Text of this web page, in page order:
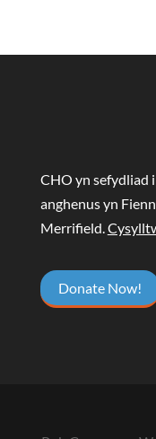
CHO yn
anghenus yn
Merrifield.
Donate Now!